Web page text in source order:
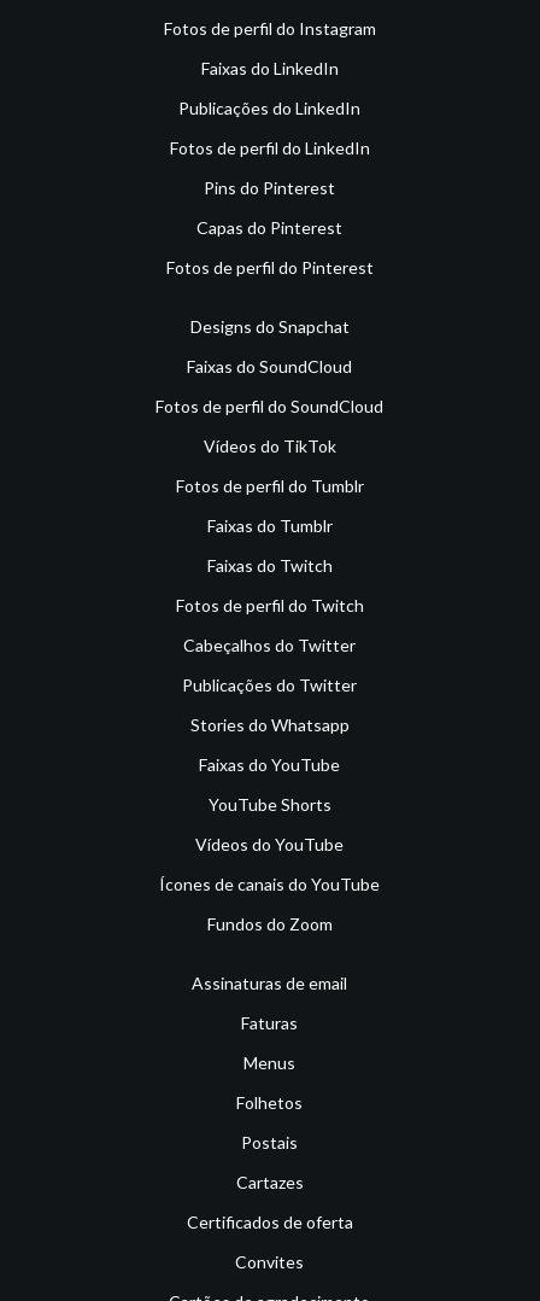
Fotos de perfil do Instagram
Faixas do LinkedIn
Publicações do LinkedIn
Fotos de perfil do LinkedIn
Pins do Pinterest
Capas do Pinterest
Fotos de perfil do Pinterest
Designs do Snapchat
Faixas do SoundCloud
Fotos de perfil do SoundCloud
Vídeos do TikTok
Fotos de perfil do Tumblr
Faixas do Tumblr
Faixas do Twitch
Fotos de perfil do Twitch
Cabeçalhos do Twitter
Publicações do Twitter
Stories do Whatsapp
Faixas do YouTube
YouTube Shorts
Vídeos do YouTube
Ícones de canais do YouTube
Fundos do Zoom
Assinaturas de email
Faturas
Menus
Folhetos
Postais
Cartazes
Certificados de oferta
Convites